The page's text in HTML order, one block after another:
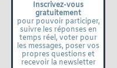
Inscrivez-vous
gratuitement
pour pouvoir participer,
suivre les réponses en
temps réel, voter pour
les messages, poser vos
propres questions et
recevoir la newsletter